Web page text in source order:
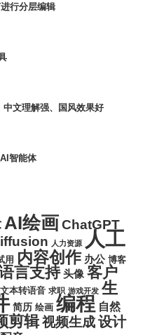
行分层编辑
文理解强、国风效果好
智能体
AI绘画ChatGPT
人力资源 人工
用 内容创作 办公 博客
言支持 头像 客户
文本转语音 求职 游戏开发 生
简历 绘画 编程 自然
剪辑视频生成设计